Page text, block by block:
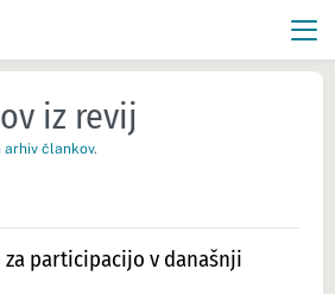
iz revij
člankov.
participacijo v današnji